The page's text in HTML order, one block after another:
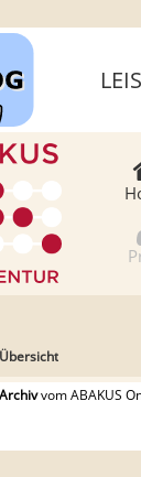
Archivvom ABAKUS